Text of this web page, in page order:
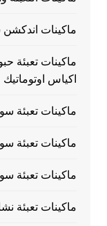
ماكينات اندكشن
ماكينات تعبئة
اكياس اوتوماتيك
ماكينات تعبئة
ماكينات تعبئة
ماكينات تعبئة
ماكينات تعبئة